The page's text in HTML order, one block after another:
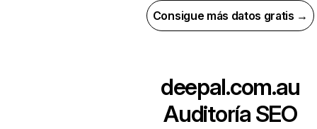
Consigue más datos gratis →
deepal.com.au
Auditoría SEO